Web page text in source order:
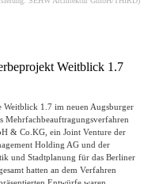
Weitblick 1.7
Weitblick 1.7 im neuen Augsburger
Mehrfachbeauftragungsverfahren
& Co.KG, ein Joint Venture der
Holding AG und der
und Stadtplanung für das Berliner
hatten an dem Verfahren